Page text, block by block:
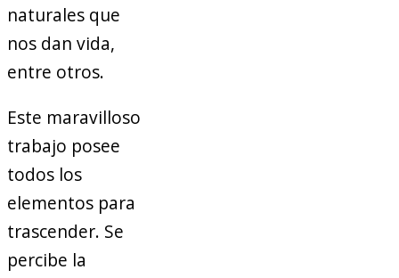
naturales que
nos dan vida,
entre otros.
Este maravilloso
trabajo posee
todos los
elementos para
trascender. Se
percibe la